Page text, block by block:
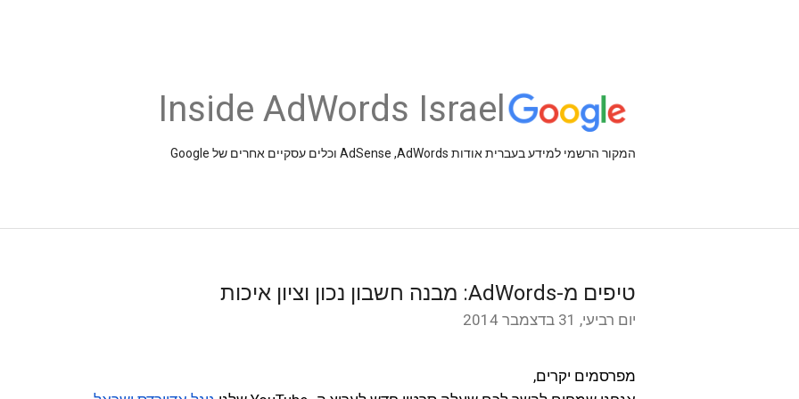
Inside AdWords Israel
המקור הרשמי למידע בעברית אודות AdSense ,AdWords וכלים עסקיים אחרים של Google
טיפים מ-AdWords: מבנה חשבון נכון וציון איכות
יום רביעי, 31 בדצמבר 2014
מפרסמים יקרים,